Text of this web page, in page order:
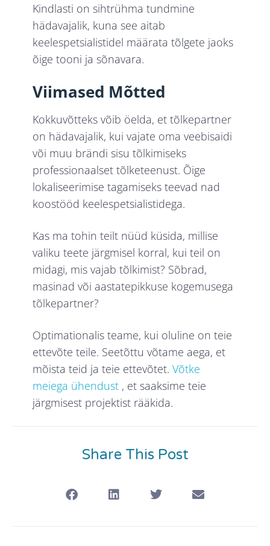
Kindlasti on sihtrühma tundmine
hädavajalik, kuna see aitab
keelespetsialistidel määrata tõlgete jaoks
õige tooni ja sõnavara.
Viimased Mõtted
Kokkuvõtteks võib öelda, et tõlkepartner
on hädavajalik, kui vajate oma veebisaidi
või muu brändi sisu tõlkimiseks
professionaalset tõlketeenust. Õige
lokaliseerimise tagamiseks teevad nad
koostööd keelespetsialistidega.
Kas ma tohin teilt nüüd küsida, millise
valiku teete järgmisel korral, kui teil on
midagi, mis vajab tõlkimist? Sõbrad,
masinad või aastatepikkuse kogemusega
tõlkepartner?
Optimationalis teame, kui oluline on teie
ettevõte teile. Seetõttu võtame aega, et
mõista teid ja teie ettevõtet.Võtke
meiega ühendust , et saaksime teie
järgmisest projektist rääkida.
Share This Post